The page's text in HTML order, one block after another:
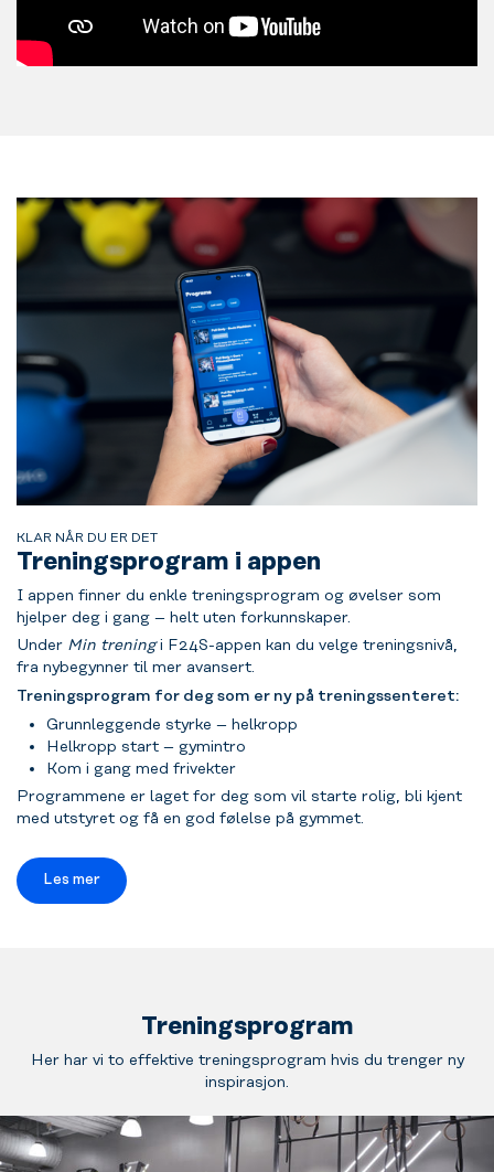
KLAR NÅR DU ER DET
Treningsprogram i appen
I appen finner du enkle treningsprogram og øvelser som
hjelper deg i gang – helt uten forkunnskaper.
Under Min treningi F24S-appen kan du velge treningsnivå,
fra nybegynner til mer avansert.
Treningsprogram for deg som er ny på treningssenteret:
Grunnleggende styrke – helkropp
Helkropp start – gymintro
Kom i gang med frivekter
Programmene er laget for deg som vil starte rolig, bli kjent
med utstyret og få en god følelse på gymmet.
Les mer
Treningsprogram
Her har vi to effektive treningsprogram hvis du trenger ny
inspirasjon.